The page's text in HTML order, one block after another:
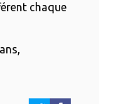
chaque